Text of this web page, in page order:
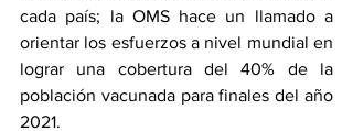
cada país; la OMS hace un llamado a
orientar los esfuerzos a nivel mundial en
lograr una cobertura del 40% de la
población vacunada para finales del año
2021.